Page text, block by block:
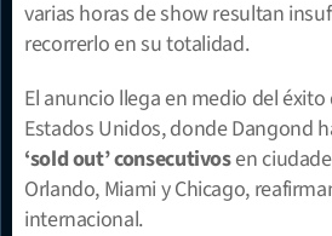
varias horas de show resultan
recorrerlo en su totalidad.
El anuncio llega en medio del
Estados Unidos, donde Dangond
‘sold out’ consecutivos en
Orlando, Miami y Chicago,
internacional.